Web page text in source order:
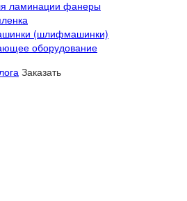
ламинации фанеры
(шлифмашинки)
оборудование
Заказать